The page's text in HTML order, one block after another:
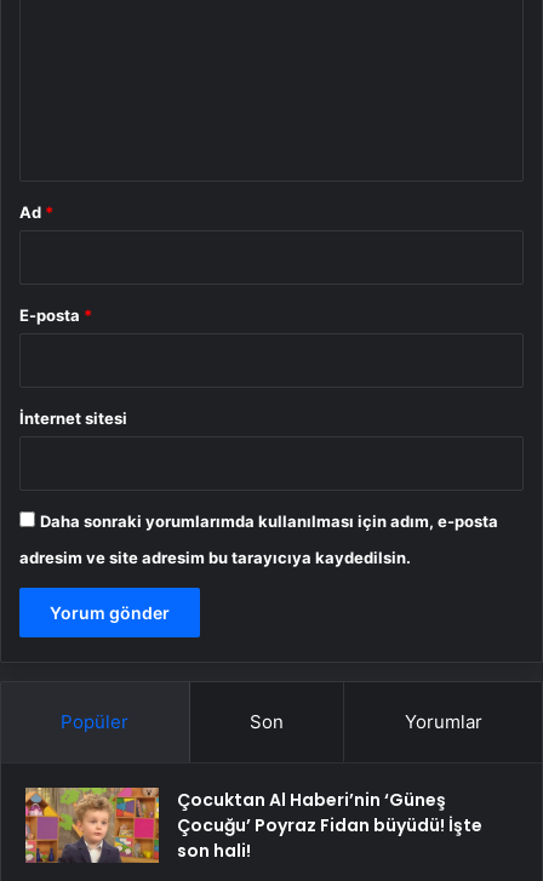
Ad *
E-posta *
İnternet sitesi
Daha sonraki yorumlarımda kullanılması için adım, e-posta
adresim ve site adresim bu tarayıcıya kaydedilsin.
Popüler Son Yorumlar
Çocuktan Al Haberi’nin ‘Güneş
Çocuğu’ Poyraz Fidan büyüdü! İşte
son hali!